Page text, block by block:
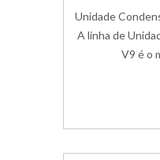
Unidade
A linha de
V9 é o